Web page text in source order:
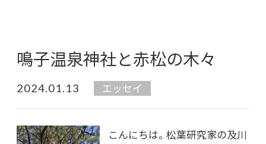
鳴子温泉神社と赤松の木々
2024.01.13 エッセイ
こんにちは。松葉研究家の及川